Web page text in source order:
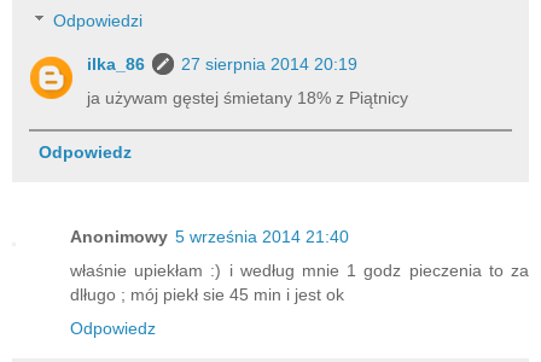
Odpowiedzi
ilka_86
27 sierpnia 2014 20:19
ja używam gęstej śmietany 18% z Piątnicy
Odpowiedz
Anonimowy 5 września 2014 21:40
właśnie upiekłam :) i według mnie 1 godz pieczenia to za
dlługo ; mój piekł sie 45 min i jest ok
Odpowiedz